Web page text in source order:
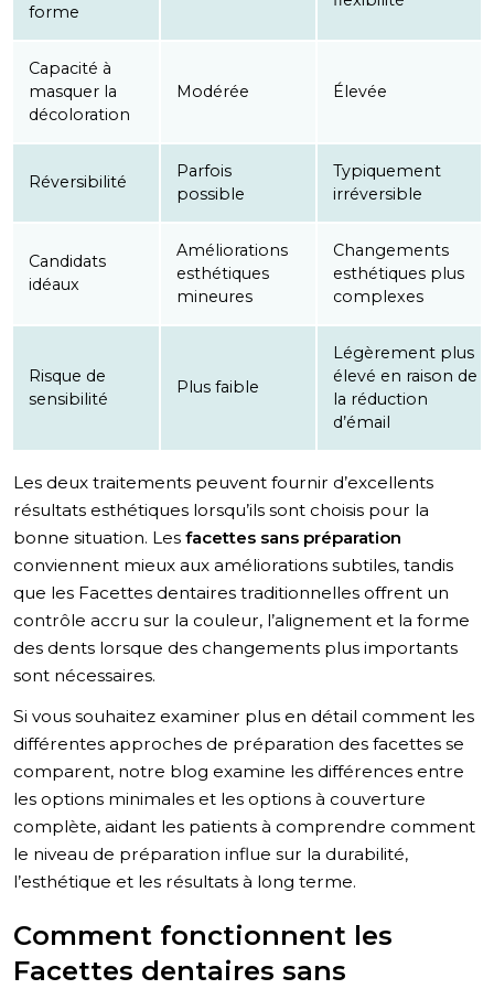
forme
Capacité à
masquer la
décoloration
Modérée Élevée
Réversibilité
Parfois
possible
Typiquement
irréversible
Candidats
idéaux
Améliorations
esthétiques
mineures
Changements
esthétiques plus
complexes
Risque de
sensibilité
Plus faible
Légèrement plus
élevé en raison de
la réduction
d’émail
Les deux traitements peuvent fournir d’excellents
résultats esthétiques lorsqu’ils sont choisis pour la
bonne situation. Les facettes sans préparation
conviennent mieux aux améliorations subtiles, tandis
que les Facettes dentaires traditionnelles offrent un
contrôle accru sur la couleur, l’alignement et la forme
des dents lorsque des changements plus importants
sont nécessaires.
Si vous souhaitez examiner plus en détail comment les
différentes approches de préparation des facettes se
comparent, notre blog examine les différences entre
les options minimales et les options à couverture
complète, aidant les patients à comprendre comment
le niveau de préparation influe sur la durabilité,
l’esthétique et les résultats à long terme.
Comment fonctionnent les
Facettes dentaires sans